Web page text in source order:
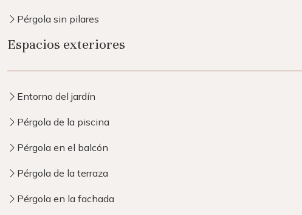
Pérgola sin pilares
Espacios exteriores
Entorno del jardín
Pérgola de la piscina
Pérgola en el balcón
Pérgola de la terraza
Pérgola en la fachada